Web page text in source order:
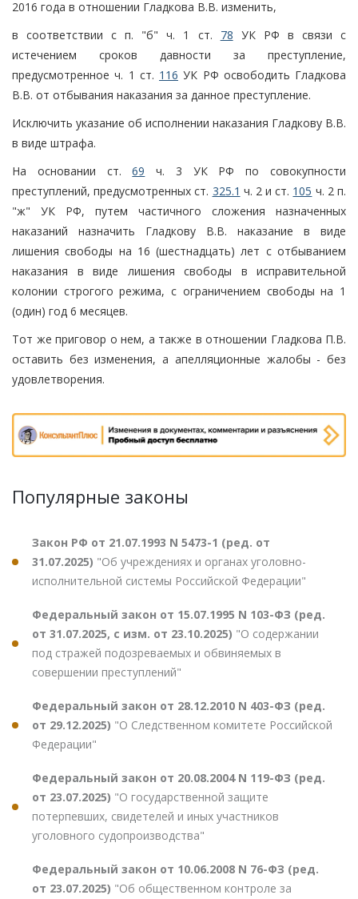
2016 года в отношении Гладкова В.В. изменить,
в соответствии с п. "б" ч. 1 ст. 78 УК РФ в связи с
истечением сроков давности за преступление,
предусмотренное ч. 1 ст. 116 УК РФ освободить Гладкова
В.В. от отбывания наказания за данное преступление.
Исключить указание об исполнении наказания Гладкову В.В.
в виде штрафа.
На основании ст.69 ч. 3 УК РФ по совокупности
преступлений, предусмотренных ст. 325.1 ч. 2 и ст. 105 ч. 2 п.
"ж" УК РФ, путем частичного сложения назначенных
наказаний назначить Гладкову В.В. наказание в виде
лишения свободы на 16 (шестнадцать) лет с отбыванием
наказания в виде лишения свободы в исправительной
колонии строгого режима, с ограничением свободы на 1
(один) год 6 месяцев.
Тот же приговор о нем, а также в отношении Гладкова П.В.
оставить без изменения, а апелляционные жалобы - без
удовлетворения.
Популярные законы
Закон РФ от 21.07.1993 N 5473-1 (ред. от
31.07.2025) "Об учреждениях и органах уголовно-
исполнительной системы Российской Федерации"
Федеральный закон от 15.07.1995 N 103-ФЗ (ред.
от 31.07.2025, с изм. от 23.10.2025) "О содержании
под стражей подозреваемых и обвиняемых в
совершении преступлений"
Федеральный закон от 28.12.2010 N 403-ФЗ (ред.
от 29.12.2025) "О Следственном комитете Российской
Федерации"
Федеральный закон от 20.08.2004 N 119-ФЗ (ред.
от 23.07.2025) "О государственной защите
потерпевших, свидетелей и иных участников
уголовного судопроизводства"
Федеральный закон от 10.06.2008 N 76-ФЗ (ред.
от 23.07.2025) "Об общественном контроле за